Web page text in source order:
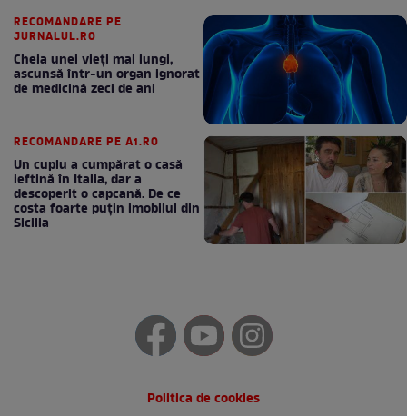
RECOMANDARE PE
JURNALUL.RO
Cheia unei vieți mai lungi,
ascunsă într-un organ ignorat
de medicină zeci de ani
RECOMANDARE PE A1.RO
Un cuplu a cumpărat o casă
ieftină în Italia, dar a
descoperit o capcană. De ce
costa foarte puțin imobilul din
Sicilia
Politica de cookies